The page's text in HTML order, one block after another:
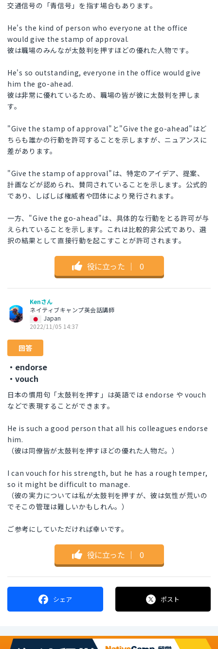
交通信号の「青信号」を指す場合もあります。
He's the kind of person who everyone at the office
would give the stamp of approval.
彼は職場のみんなが太鼓判を押すほどの優れた人物です。
He's so outstanding, everyone in the office would give
him the go-ahead.
彼は非常に優れているため、職場の皆が彼に太鼓判を押しま
す。
"Give the stamp of approval"と"Give the go-ahead"はど
ちらも誰かの行動を許可することを示しますが、ニュアンスに
差があります。
"Give the stamp of approval"は、特定のアイデア、提案、
計画などが認められ、賛同されていることを示します。公式的
であり、しばしば権威者や団体により発行されます。
一方、"Give the go-ahead"は、具体的な行動をとる許可が与
えられていることを示します。これは比較的非公式であり、選
択の結果として直接行動を起こすことが許可されます。
役に立った ｜ 0
Kenさん
ネイティブキャンプ英会話講師
Japan
2022/11/05 14:37
回答
・endorse
・vouch
日本の慣用句「太鼓判を押す」は英語では endorse や vouch
などで表現することができます。
He is such a good person that all his colleagues endorse
him.
（彼は同僚皆が太鼓判を押すほどの優れた人物だ。）
I can vouch for his strength, but he has a rough temper,
so it might be difficult to manage.
（彼の実力については私が太鼓判を押すが、彼は気性が荒いの
でそこの管理は難しいかもしれん。）
ご参考にしていただければ幸いです。
役に立った ｜ 0
シェア ポスト